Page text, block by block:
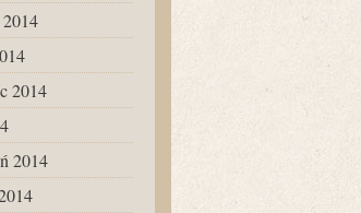
2014
2014